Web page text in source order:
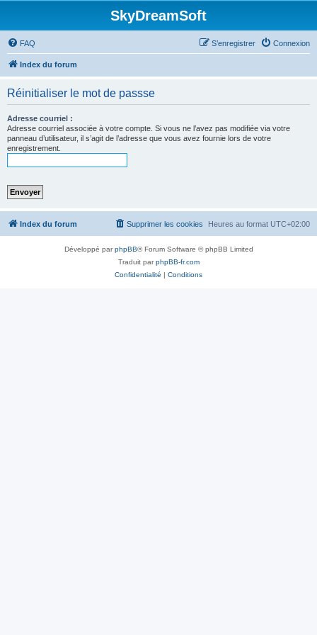
SkyDreamSoft
FAQ Connexion
S’enregistrer
Index du forum
Réinitialiser le mot de passse
Adresse courriel :
Adresse courriel associée à votre compte. Si vous ne l’avez pas modifiée via votre
panneau d’utilisateur, il s’agit de l’adresse que vous avez fournie lors de votre
enregistrement.
Index du forum Heures au format UTC+02:00
Supprimer les cookies
Développé parphpBB® Forum Software © phpBB Limited
Traduit parphpBB-fr.com
Confidentialité | Conditions